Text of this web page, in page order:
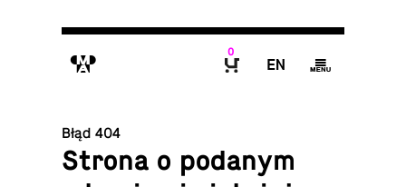
M
0
E g
Błąd 404
Strona o podanym